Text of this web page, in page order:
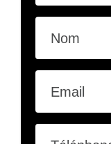
Nom
Email